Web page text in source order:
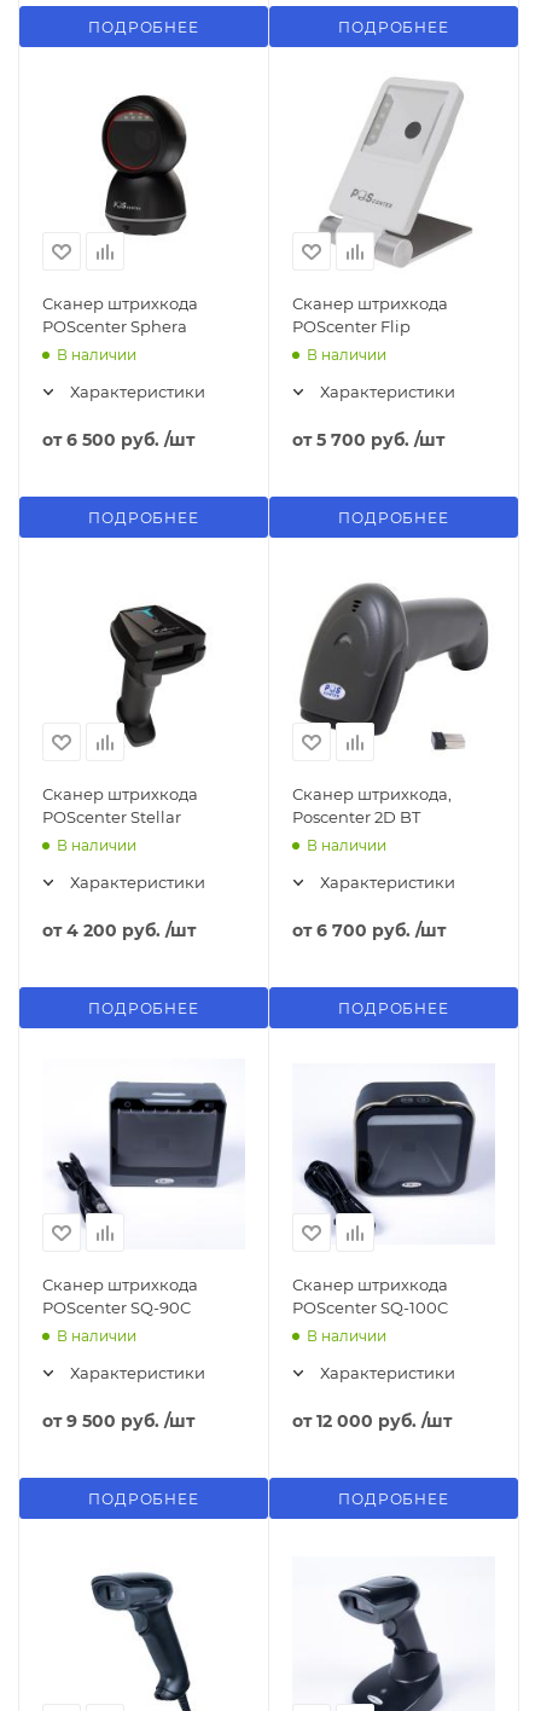
ПОДРОБНЕЕ ПОДРОБНЕЕ
Сканер штрихкода
POScenter Sphera
В наличии
Характеристики
от6 500 руб. /шт
ПОДРОБНЕЕ
Сканер штрихкода
POScenter Flip
В наличии
Характеристики
от5 700 руб. /шт
ПОДРОБНЕЕ
Сканер штрихкода
POScenter Stellar
В наличии
Характеристики
от4 200 руб. /шт
ПОДРОБНЕЕ
Сканер штрихкода,
Poscenter 2D BT
В наличии
Характеристики
от6 700 руб. /шт
ПОДРОБНЕЕ
Сканер штрихкода
POScenter SQ-90C
В наличии
Характеристики
от9 500 руб. /шт
ПОДРОБНЕЕ
Сканер штрихкода
POScenter SQ-100C
В наличии
Характеристики
от12 000 руб. /шт
ПОДРОБНЕЕ